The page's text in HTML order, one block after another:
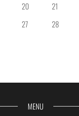
20 21
27 28
MENU